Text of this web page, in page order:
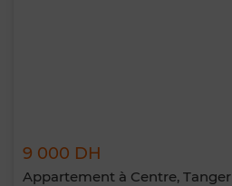
9 000 DH
Appartement à Centre, Tanger